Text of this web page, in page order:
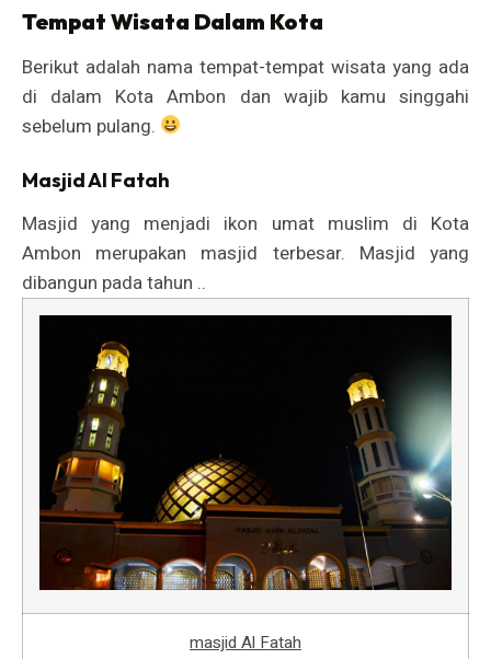
Tempat Wisata Dalam Kota
Berikut adalah nama tempat-tempat wisata yang ada
di dalam Kota Ambon dan wajib kamu singgahi
sebelum pulang.
Masjid Al Fatah
Masjid yang menjadi ikon umat muslim di Kota
Ambon merupakan masjid terbesar. Masjid yang
dibangun pada tahun ..
masjid Al Fatah